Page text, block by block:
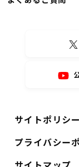
サイトポリシー
プライバシー